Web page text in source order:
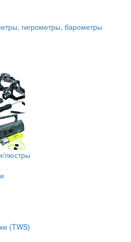
гигрометры, барометры
люстры
(TWS)